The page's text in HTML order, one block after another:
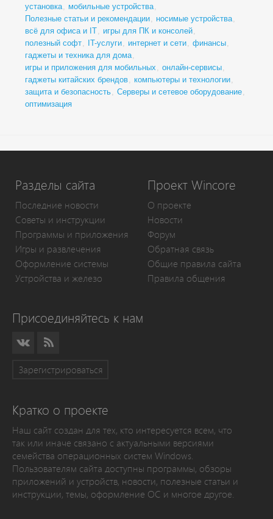
установка, мобильные устройства,
Полезные статьи и рекомендации, носимые устройства,
всё для офиса и IT, игры для ПК и консолей,
полезный софт, IT-услуги, интернет и сети, финансы,
гаджеты и техника для дома,
игры и приложения для мобильных , онлайн-сервисы,
гаджеты китайских брендов, компьютеры и технологии,
защита и безопасность, Серверы и сетевое оборудование,
оптимизация
Разделы сайта
Последние новости
Советы и инструкции
Программы и приложения
Игры и развлечения
Оформление системы
Устройства и железо
Проект Wincore
О проекте
Новости
Форум
Обратная связь
Общие правила сайта
Правила общения
Присоединяйтесь к нам
Зарегистрироваться
Кратко о проекте
Наш сайт создан для тех, кто интересуется всем, что
так или иначе связано с актуальными версиями
семейства операционных систем Windows.
Пользователям сайта доступны программы, обзоры
приложений и устройств, новости, полезные статьи и
инструкции, темы, оформление ОС и многое другое.